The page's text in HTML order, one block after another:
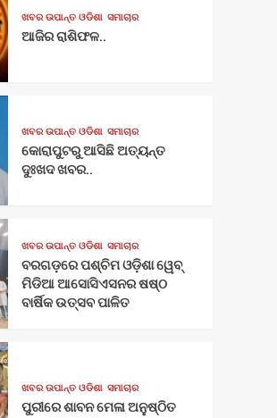
ଖବର ଉପାନ୍ତ ଓଡିଶା ସମାଚାର
ଆଜିର ରାଶିଫଳ..
ଖବର ଉପାନ୍ତ ଓଡିଶା ସମାଚାର
କୋରାପୁଟରୁ ଆସିଛି ଅତ୍ୟନ୍ତ
ଦୁଃଖଦ ଖବର..
ଖବର ଉପାନ୍ତ ଓଡିଶା ସମାଚାର
ବରଗଡ଼ରେ ପଶ୍ଚିମ ଓଡ଼ିଶା ୱେବ୍
ମିଡିଆ ଆସୋସିଏସନର ଷଷ୍ଠ
ବାର୍ଷିକ ଉତ୍ସବ ପାଳିତ
ଖବର ଉପାନ୍ତ ଓଡିଶା ସମାଚାର
ପୁରୀରେ ଶାବନ ମେଳା ଅନୁଷ୍ଠିତ